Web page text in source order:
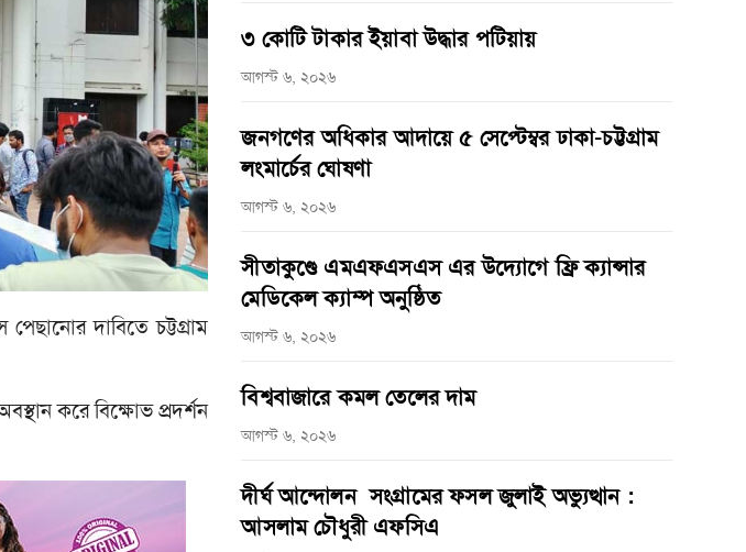
দাবিতে চট্টগ্রাম
করে বিক্ষোভ প্রদর্শন
৩ কোটি টাকার ইয়াবা উদ্ধার পটিয়ায়
আগস্ট ৬, ২০২৬
জনগণের অধিকার আদায়ে ৫ সেপ্টেম্বর ঢাকা-চট্টগ্রাম
লংমার্চের ঘোষণা
আগস্ট ৬, ২০২৬
সীতাকুণ্ডে এমএফএসএস এর উদ্যোগে ফ্রি ক্যান্সার
মেডিকেল ক্যাম্প অনুষ্ঠিত
আগস্ট ৬, ২০২৬
বিশ্ববাজারে কমল তেলের দাম
আগস্ট ৬, ২০২৬
দীর্ঘ আন্দোলন সংগ্রামের ফসল জুলাই অভ্যুত্থান :
আসলাম চৌধুরী এফসিএ